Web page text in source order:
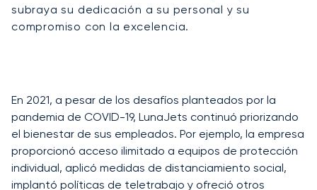
subraya su dedicación a su personal y su
compromiso con la excelencia.
En 2021, a pesar de los desafíos planteados por la
pandemia de COVID-19, LunaJets continuó priorizando
el bienestar de sus empleados. Por ejemplo, la empresa
proporcionó acceso ilimitado a equipos de protección
individual, aplicó medidas de distanciamiento social,
implantó políticas de teletrabajo y ofreció otros